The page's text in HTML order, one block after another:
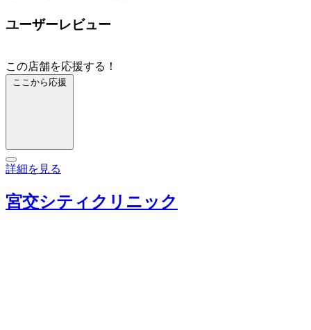
ユーザーレビュー
この店舗を応援する！
ここから応援
詳細を見る
宮交シティクリニック